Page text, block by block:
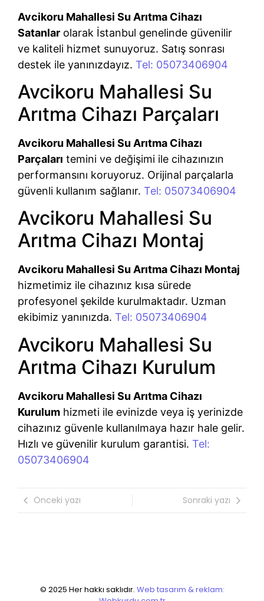
Avcikoru Mahallesi Su Arıtma Cihazı
Satanlar olarak İstanbul genelinde güvenilir
ve kaliteli hizmet sunuyoruz. Satış sonrası
destek ile yanınızdayız. Tel: 05073406904
Avcikoru Mahallesi Su
Arıtma Cihazı Parçaları
Avcikoru Mahallesi Su Arıtma Cihazı
Parçaları temini ve değişimi ile cihazınızın
performansını koruyoruz. Orijinal parçalarla
güvenli kullanım sağlanır. Tel: 05073406904
Avcikoru Mahallesi Su
Arıtma Cihazı Montaj
Avcikoru Mahallesi Su Arıtma Cihazı Montaj
hizmetimiz ile cihazınız kısa sürede
profesyonel şekilde kurulmaktadır. Uzman
ekibimiz yanınızda. Tel: 05073406904
Avcikoru Mahallesi Su
Arıtma Cihazı Kurulum
Avcikoru Mahallesi Su Arıtma Cihazı
Kurulum hizmeti ile evinizde veya iş yerinizde
cihazınız güvenle kullanılmaya hazır hale gelir.
Hızlı ve güvenilir kurulum garantisi. Tel:
05073406904
Önceki yazı Sonraki yazı
© 2025 Her hakkı saklıdır. Web tasarım & reklam: